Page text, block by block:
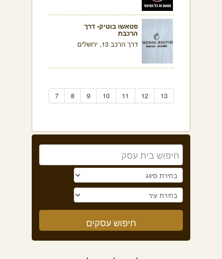
פטאשו בוטיק- דרך
הרכבת
דרך הרכב 13, ירושלים
7 8 9 10 11 12 13